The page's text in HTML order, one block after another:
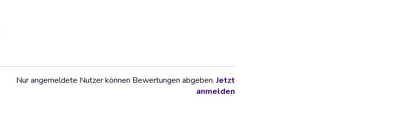
Nur angemeldete Nutzer können Bewertungen abgeben.Jetzt
anmelden